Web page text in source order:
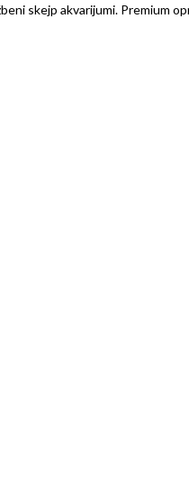
skejp akvarijumi. Premium